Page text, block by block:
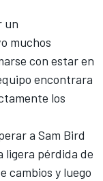
un
muchos
con estar en
encontrara
los
a Sam Bird
ligera pérdida de
cambios y luego